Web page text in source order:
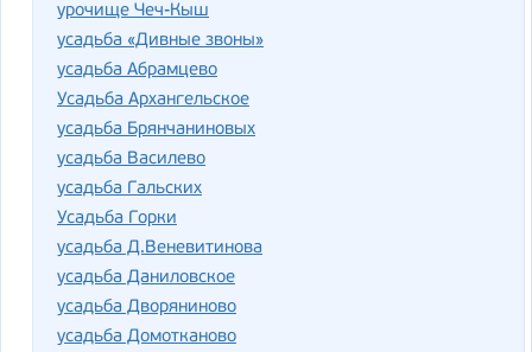
урочище Чеч-Кыш
усадьба «Дивные звоны»
усадьба Абрамцево
Усадьба Архангельское
усадьба Брянчаниновых
усадьба Василево
усадьба Гальских
Усадьба Горки
усадьба Д.Веневитинова
усадьба Даниловское
усадьба Дворяниново
усадьба Домотканово